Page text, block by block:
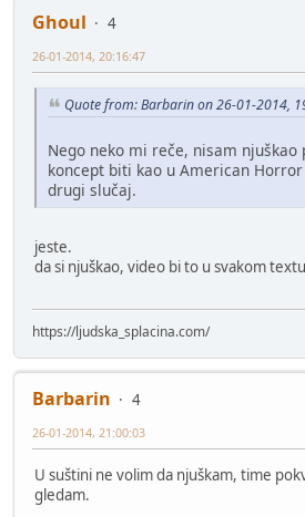
Ghoul
4
26-01-2014, 20:16:47
Quote from: Barbarin on 26-01-2014,
Nego neko mi reče, nisam njuškao
koncept biti kao u American Horror
drugi slučaj.
jeste.
da si njuškao, video bi to u svakom
https://ljudska_splacina.com/
Barbarin
4
26-01-2014, 21:00:03
U suštini ne volim da njuškam, time
gledam.